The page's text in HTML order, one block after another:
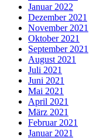
Januar 2022
Dezember 2021
November 2021
Oktober 2021
September 2021
August 2021
Juli 2021
Juni 2021
Mai 2021
April 2021
März 2021
Februar 2021
Januar 2021